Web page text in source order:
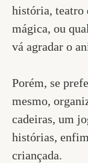
história, teatro
mágica, ou
vá agradar o
Porém, se
mesmo,
cadeiras, um
histórias,
criançada.